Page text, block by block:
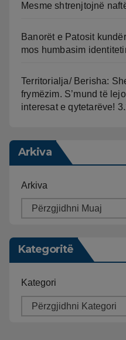
Mesme shtrenjtojnë
Banorët e Patosit
mos humbasim
Territorialja/ Berisha:
frymëzim. S’mund të
interesat e qytetarëve!
Arkiva
Arkiva
Kategoritë
Kategori